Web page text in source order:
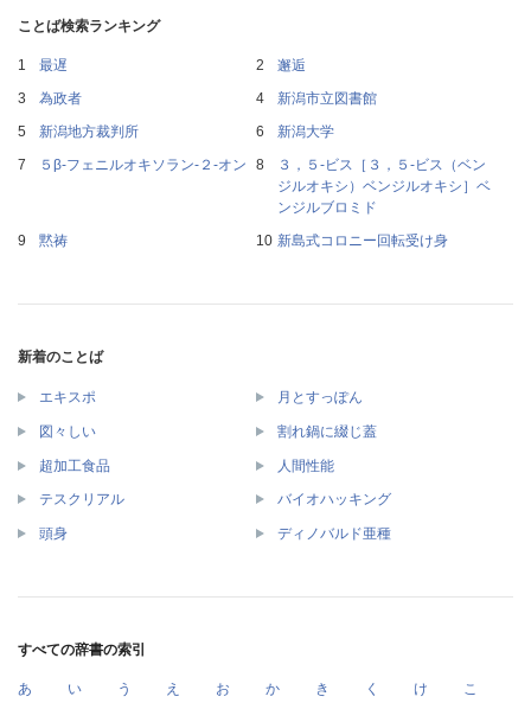
ことば検索ランキング
最遅
邂逅
為政者
新潟市立図書館
新潟地方裁判所
新潟大学
５β‐フェニルオキソラン‐２‐オン
３，５‐ビス［３，５‐ビス（ベン
ジルオキシ）ベンジルオキシ］ベ
ンジルブロミド
黙祷
新島式コロニー回転受け身
新着のことば
エキスポ 月とすっぽん
図々しい 割れ鍋に綴じ蓋
超加工食品 人間性能
テスクリアル バイオハッキング
頭身 ディノバルド亜種
すべての辞書の索引
あ い う え お か き く け こ